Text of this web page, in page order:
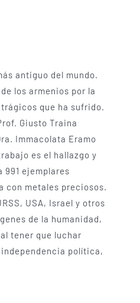
antiguo del mundo.
los armenios por la
que ha sufrido.
Giusto Traina
Immacolata Eramo
es el hallazgo y
ejemplares
con metales preciosos.
USA, Israel y otros
de la humanidad,
tener que luchar
política,